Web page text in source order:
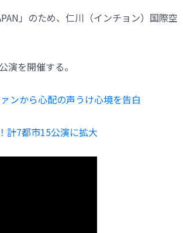
」のため、仁川（インチョン）国際空
を開催する。
ンから心配の声うけ心境を告白
計7都市15公演に拡大